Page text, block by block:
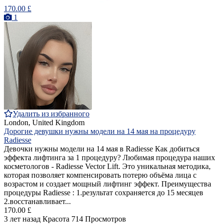
170.00 £
1
Удалить из избранного
London, United Kingdom
Дорогие девушки нужны модели на 14 мая на процедуру
Radiesse
Девочки нужны модели на 14 мая в Radiesse Как добиться
эффекта лифтинга за 1 процедуру? Любимая процедура наших
косметологов - Radiesse Vector Lift. Это уникальная методика,
которая позволяет компенсировать потерю объёма лица с
возрастом и создает мощный лифтинг эффект. Преимущества
процедуры Radiesse : 1.результат сохраняется до 15 месяцев
2.восстанавливает...
170.00 £
3 лет назад Красота 714 Просмотров